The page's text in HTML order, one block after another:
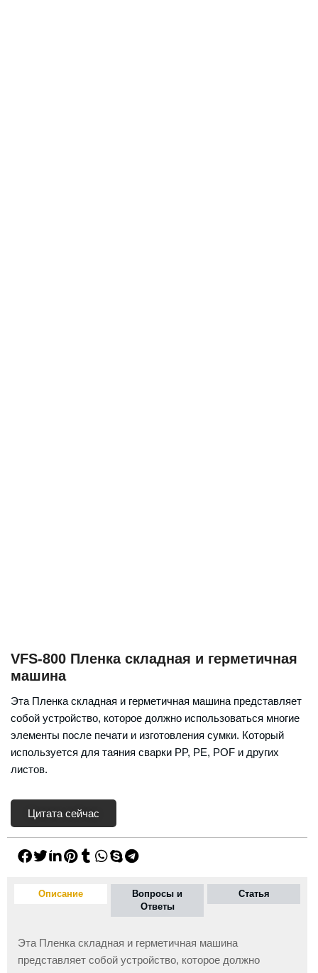
VFS-800 Пленка складная и герметичная
машина
Эта Пленка складная и герметичная машина представляет
собой устройство, которое должно использоваться многие
элементы после печати и изготовления сумки. Который
используется для таяния сварки PP, PE, POF и других
листов.
Цитата сейчас
Описание
Вопросы и
Ответы
Статья
Эта Пленка складная и герметичная машина
представляет собой устройство, которое должно